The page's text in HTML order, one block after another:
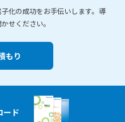
化の成功をお手伝いします。 導
せください。
もり
ード